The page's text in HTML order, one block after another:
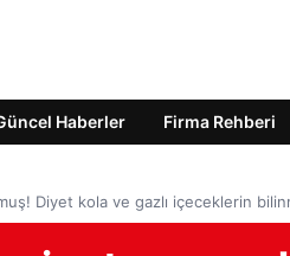
Haberler Firma Rehberi
Diyet kola ve gazlı içeceklerin